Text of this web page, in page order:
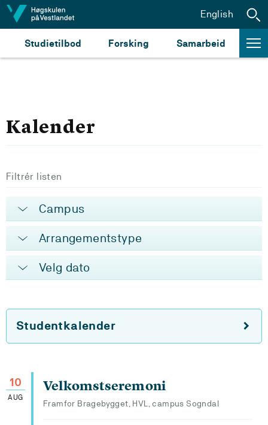
Hopp til innhald
Studietilbod Forsking Samarbeid
English
Kalender
Filtrér listen
Campus
Arrangementstype
Velg dato
Studentkalender
10
AUG
Velkomstseremoni
Framfor Bragebygget, HVL, campus Sogndal